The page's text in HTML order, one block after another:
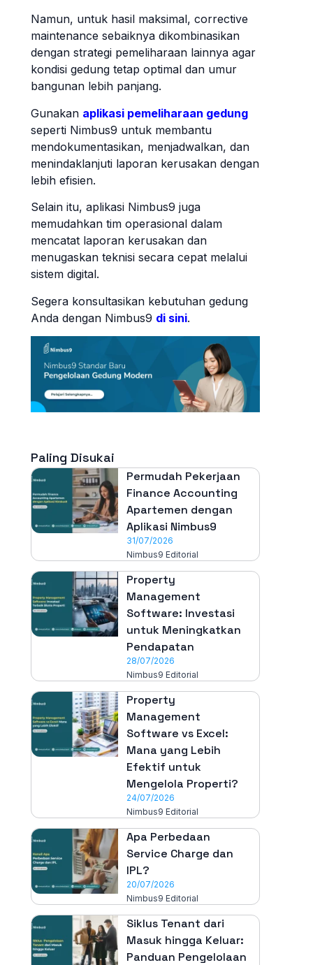
Namun, untuk hasil maksimal, corrective
maintenance sebaiknya dikombinasikan
dengan strategi pemeliharaan lainnya agar
kondisi gedung tetap optimal dan umur
bangunan lebih panjang.
Gunakan aplikasi pemeliharaan gedung
seperti Nimbus9 untuk membantu
mendokumentasikan, menjadwalkan, dan
menindaklanjuti laporan kerusakan dengan
lebih efisien.
Selain itu, aplikasi Nimbus9 juga
memudahkan tim operasional dalam
mencatat laporan kerusakan dan
menugaskan teknisi secara cepat melalui
sistem digital.
Segera konsultasikan kebutuhan gedung
Anda dengan Nimbus9 di sini.
Paling Disukai
Permudah Pekerjaan
Finance Accounting
Apartemen dengan
Aplikasi Nimbus9
31/07/2026
Nimbus9 Editorial
Property
Management
Software: Investasi
untuk Meningkatkan
Pendapatan
28/07/2026
Nimbus9 Editorial
Property
Management
Software vs Excel:
Mana yang Lebih
Efektif untuk
Mengelola Properti?
24/07/2026
Nimbus9 Editorial
Apa Perbedaan
Service Charge dan
IPL?
20/07/2026
Nimbus9 Editorial
Siklus Tenant dari
Masuk hingga Keluar:
Panduan Pengelolaan